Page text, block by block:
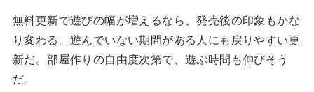
無料更新で遊びの幅が増えるなら、発売後の印象もかな
り変わる。遊んでいない期間がある人にも戻りやすい更
新だ。部屋作りの自由度次第で、遊ぶ時間も伸びそう
だ。